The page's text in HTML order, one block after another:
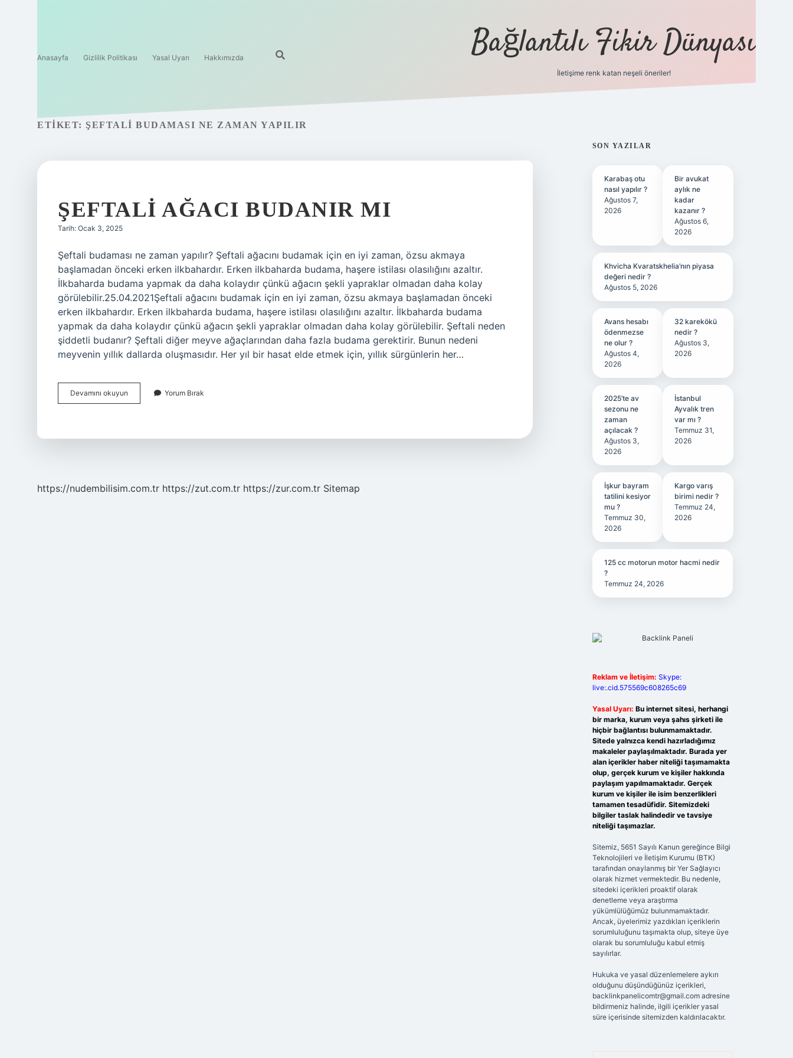
Anasayfa Gizlilik Politikası Yasal Uyarı Hakkımızda Bağlantılı Fikir Dünyası
İletişime renk katan neşeli öneriler!
ETIKET: ŞEFTALI BUDAMASI NE ZAMAN YAPILIR
ŞEFTALI AĞACI BUDANIR MI
Tarih: Ocak 3, 2025
Şeftali budaması ne zaman yapılır? Şeftali ağacını budamak için en iyi zaman, özsu akmaya
başlamadan önceki erken ilkbahardır. Erken ilkbaharda budama, haşere istilası olasılığını azaltır.
İlkbaharda budama yapmak da daha kolaydır çünkü ağacın şekli yapraklar olmadan daha kolay
görülebilir.25.04.2021Şeftali ağacını budamak için en iyi zaman, özsu akmaya başlamadan önceki
erken ilkbahardır. Erken ilkbaharda budama, haşere istilası olasılığını azaltır. İlkbaharda budama
yapmak da daha kolaydır çünkü ağacın şekli yapraklar olmadan daha kolay görülebilir. Şeftali neden
şiddetli budanır? Şeftali diğer meyve ağaçlarından daha fazla budama gerektirir. Bunun nedeni
meyvenin yıllık dallarda oluşmasıdır. Her yıl bir hasat elde etmek için, yıllık sürgünlerin her…
Devamını okuyun
Ağacı
Yorum Bırak
https://nudembilisim.com.tr https://zut.com.tr https://zur.com.tr Sitemap
SIDEBAR
SON YAZILAR
Karabaş otu
nasıl yapılır ?
Ağustos 7,
2026
Bir avukat
aylık ne
kadar
kazanır ?
Ağustos 6,
2026
Khvicha Kvaratskhelia’nın piyasa
değeri nedir ?
Ağustos 5, 2026
Avans hesabı
ödenmezse
ne olur ?
Ağustos 4,
2026
32 karekökü
nedir ?
Ağustos 3,
2026
2025’te av
sezonu ne
zaman
açılacak ?
Ağustos 3,
2026
İstanbul
Ayvalık tren
var mı ?
Temmuz 31,
2026
İşkur bayram
tatilini kesiyor
mu ?
Temmuz 30,
2026
Kargo varış
birimi nedir ?
Temmuz 24,
2026
125 cc motorun motor hacmi nedir
?
Temmuz 24, 2026
Reklam ve İletişim: Skype:
live:.cid.575569c608265c69
Yasal Uyarı: Bu internet sitesi, herhangi
bir marka, kurum veya şahıs şirketi ile
hiçbir bağlantısı bulunmamaktadır.
Sitede yalnızca kendi hazırladığımız
makaleler paylaşılmaktadır. Burada yer
alan içerikler haber niteliği taşımamakta
olup, gerçek kurum ve kişiler hakkında
paylaşım yapılmamaktadır. Gerçek
kurum ve kişiler ile isim benzerlikleri
tamamen tesadüfidir. Sitemizdeki
bilgiler taslak halindedir ve tavsiye
niteliği taşımazlar.
Sitemiz, 5651 Sayılı Kanun gereğince Bilgi
Teknolojileri ve İletişim Kurumu (BTK)
tarafından onaylanmış bir Yer Sağlayıcı
olarak hizmet vermektedir. Bu nedenle,
sitedeki içerikleri proaktif olarak
denetleme veya araştırma
yükümlülüğümüz bulunmamaktadır.
Ancak, üyelerimiz yazdıkları içeriklerin
sorumluluğunu taşımakta olup, siteye üye
olarak bu sorumluluğu kabul etmiş
sayılırlar.
Hukuka ve yasal düzenlemelere aykırı
olduğunu düşündüğünüz içerikleri,
backlinkpanelicomtr@gmail.comadresine
bildirmeniz halinde, ilgili içerikler yasal
süre içerisinde sitemizden kaldırılacaktır.